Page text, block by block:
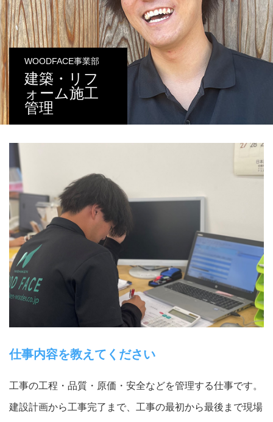
WOODFACE事業部
建築・リフ
ォーム施工
管理
仕事内容を教えてください
工事の工程・品質・原価・安全などを管理する仕事です。
建設計画から工事完了まで、工事の最初から最後まで現場